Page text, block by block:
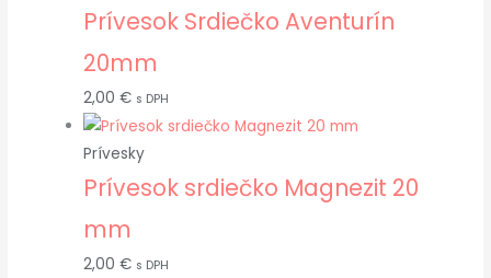
Prívesok Srdiečko Aventurín
20mm
2,00 € s DPH
Prívesky
Prívesok srdiečko Magnezit 20
mm
2,00 € s DPH